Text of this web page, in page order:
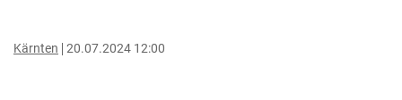
Kärnten 20.07.2024 12:00